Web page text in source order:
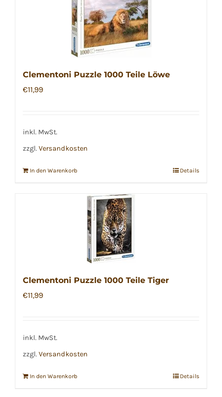
Clementoni Puzzle 1000 Teile Löwe
€11,99
inkl. MwSt.
zzgl. Versandkosten
In den Warenkorb Details
Clementoni Puzzle 1000 Teile Tiger
€11,99
inkl. MwSt.
zzgl. Versandkosten
In den Warenkorb Details